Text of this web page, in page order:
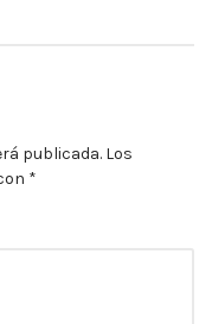
publicada. Los
*